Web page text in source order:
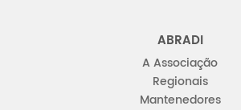
ABRADI
A Associação
Regionais
Mantenedores